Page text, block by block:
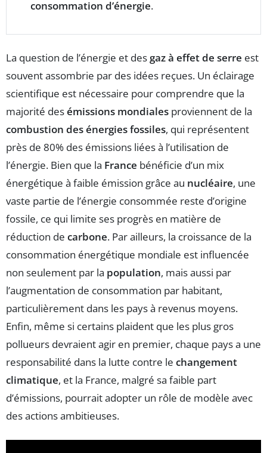
consommation d’énergie.
La question de l’énergie et des gaz à effet de serre est
souvent assombrie par des idées reçues. Un éclairage
scientifique est nécessaire pour comprendre que la
majorité desémissions mondiales proviennent de la
combustion des énergies fossiles, qui représentent
près de 80% des émissions liées à l’utilisation de
l’énergie. Bien que la France bénéficie d’un mix
énergétique à faible émission grâce au nucléaire, une
vaste partie de l’énergie consommée reste d’origine
fossile, ce qui limite ses progrès en matière de
réduction de carbone. Par ailleurs, la croissance de la
consommation énergétique mondiale est influencée
non seulement par la population, mais aussi par
l’augmentation de consommation par habitant,
particulièrement dans les pays à revenus moyens.
Enfin, même si certains plaident que les plus gros
pollueurs devraient agir en premier, chaque pays a une
responsabilité dans la lutte contre le changement
climatique, et la France, malgré sa faible part
d’émissions, pourrait adopter un rôle de modèle avec
des actions ambitieuses.